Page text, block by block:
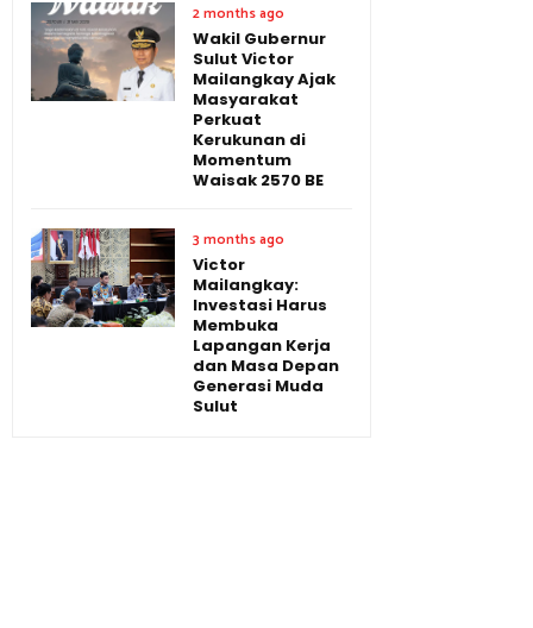
2 months ago
Wakil Gubernur
Sulut Victor
Mailangkay Ajak
Masyarakat
Perkuat
Kerukunan di
Momentum
Waisak 2570 BE
3 months ago
Victor
Mailangkay:
Investasi Harus
Membuka
Lapangan Kerja
dan Masa Depan
Generasi Muda
Sulut